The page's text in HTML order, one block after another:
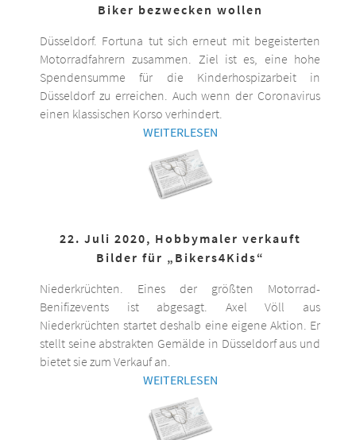
Biker bezwecken wollen
Düsseldorf. Fortuna tut sich erneut mit begeisterten
Motorradfahrern zusammen. Ziel ist es, eine hohe
Spendensumme für die Kinderhospizarbeit in
Düsseldorf zu erreichen. Auch wenn der Coronavirus
einen klassischen Korso verhindert.
WEITERLESEN
22. Juli 2020, Hobbymaler verkauft
Bilder für „Bikers4Kids“
Niederkrüchten. Eines der größten Motorrad-
Benifizevents ist abgesagt. Axel Völl aus
Niederkrüchten startet deshalb eine eigene Aktion. Er
stellt seine abstrakten Gemälde in Düsseldorf aus und
bietet sie zum Verkauf an.
WEITERLESEN